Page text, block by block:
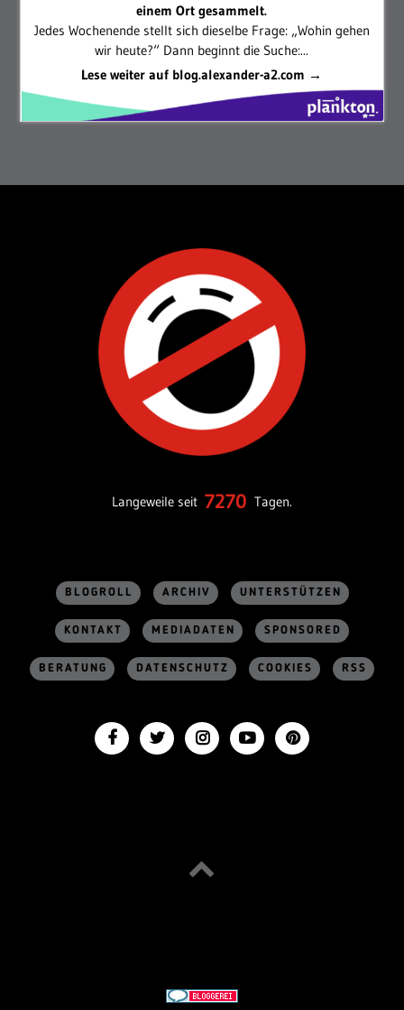
einem Ort gesammelt.
Jedes Wochenende stellt sich dieselbe Frage: „Wohin gehen
wir heute?“ Dann beginnt die Suche:...
Lese weiter auf blog.alexander-a2.com →
Langeweile seit 7270 Tagen.
BLOGROLL ARCHIV UNTERSTÜTZEN
KONTAKT MEDIADATEN SPONSORED
BERATUNG DATENSCHUTZ COOKIES RSS